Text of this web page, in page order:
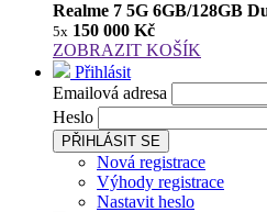
Realme 7 5G 6GB/128GB
5x 150 000 Kč
ZOBRAZIT KOŠÍK
Přihlásit
Emailová adresa
Heslo
PŘIHLÁSIT SE
Nová registrace
Výhody registrace
Nastavit heslo